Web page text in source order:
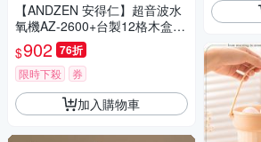
【ANDZEN 安得仁】超音波水
氧機AZ-2600+台製12格木盒
(買就送澳洲精油10mlx4瓶/薰
香機/加濕器/香氛機/擴香機/負
離子)
$902 76折
限時下殺 券
加入購物車